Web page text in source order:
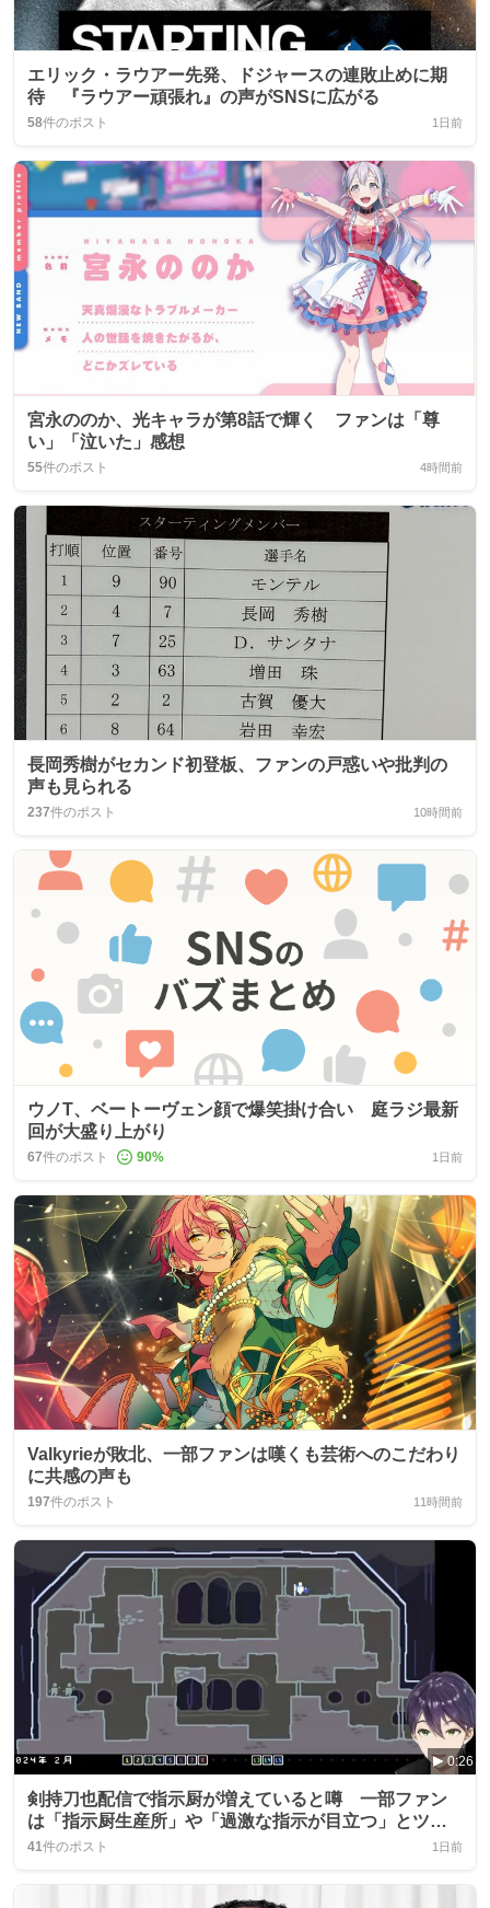
エリック・ラウアー先発、ドジャースの連敗止めに期
待 『ラウアー頑張れ』の声がSNSに広がる
58件のポスト 1日前
宮永ののか、光キャラが第8話で輝く ファンは「尊
い」「泣いた」感想
55件のポスト 4時間前
長岡秀樹がセカンド初登板、ファンの戸惑いや批判の
声も見られる
237件のポスト 10時間前
ウノT、ベートーヴェン顔で爆笑掛け合い 庭ラジ最新
回が大盛り上がり
67件のポスト 90% 1日前
Valkyrieが敗北、一部ファンは嘆くも芸術へのこだわり
に共感の声も
197件のポスト 11時間前
0:26
剣持刀也配信で指示厨が増えていると噂 一部ファン
は「指示厨生産所」や「過激な指示が目立つ」とツイ
ート
41件のポスト 1日前